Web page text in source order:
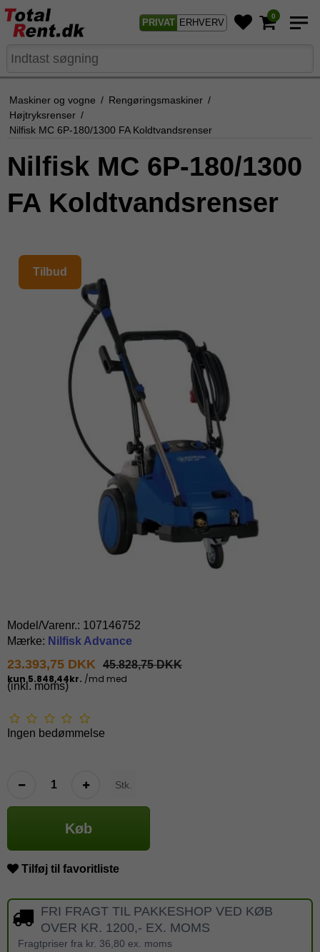
PRIVAT ERHVERV
0
Maskiner og vogne / Rengøringsmaskiner /
Højtryksrenser /
Nilfisk MC 6P-180/1300 FA Koldtvandsrenser
Nilfisk MC 6P-180/1300
FA Koldtvandsrenser
Tilbud
Model/Varenr.: 107146752
Mærke: Nilfisk Advance
23.393,75 DKK 45.828,75 DKK
(inkl. moms)
Ingen bedømmelse
Stk.
Køb
Tilføj til favoritliste
FRI FRAGT TIL PAKKESHOP VED KØB
OVER KR. 1200,- EX. MOMS
Fragtpriser fra kr. 36,80 ex. moms